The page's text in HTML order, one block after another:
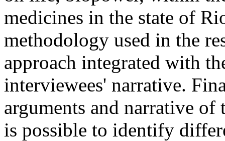
medicines in the state of
methodology used in the
approach integrated with
interviewees' narrative.
arguments and narrative
is possible to identify